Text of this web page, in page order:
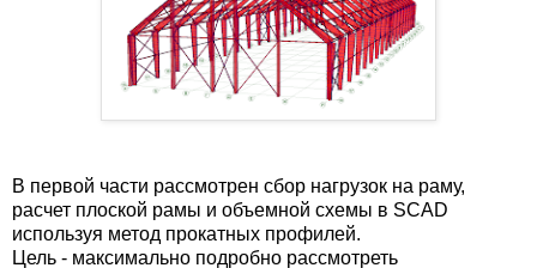
В первой части рассмотрен сбор нагрузок на раму,
расчет плоской рамы и объемной схемы в SCAD
используя метод прокатных профилей.
Цель - максимально подробно рассмотреть